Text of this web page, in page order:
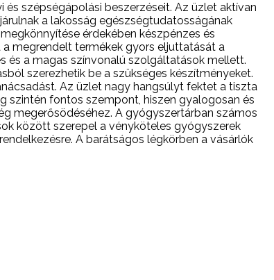
szépségápolási beszerzéseit. Az üzlet aktívan
a lakosság egészségtudatosságának
érdekében készpénzes és
megrendelt termékek gyors eljuttatását a
és a magas színvonalú szolgáltatások mellett.
szerezhetik be a szükséges készítményeket.
Az üzlet nagy hangsúlyt fektet a tiszta
szintén fontos szempont, hiszen gyalogosan és
megerősödéséhez. A gyógyszertárban számos
között szerepel a vényköteles gyógyszerek
A barátságos légkörben a vásárlók